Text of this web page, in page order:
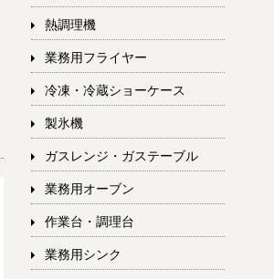
熱調理機
業務用フライヤー
冷凍・冷蔵ショーケース
製氷機
ガスレンジ・ガステーブル
業務用オーブン
作業台・調理台
業務用シンク